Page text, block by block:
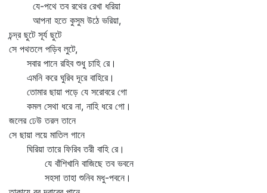
যে-পথে তব রথের রেখা ধরিয়া
আপনা হতে কুসুম উঠে ভরিয়া,
চন্দ্র ছুটে সূর্য ছুটে
সে পথতলে পড়িব লুটে,
সবার পানে রহিব শুধু চাহি রে।
এমনি করে ঘুরিব দূরে বাহিরে।
তোমার ছায়া পড়ে যে সরোবরে গো
কমল সেথা ধরে না, নাহি ধরে গো।
জলের ঢেউ তরল তানে
সে ছায়া লয়ে মাতিল গানে
ঘিরিয়া তারে ফিরিব তরী বাহি রে।
যে বাঁশিখানি বাজিছে তব ভবনে
সহসা তাহা শুনিব মধু-পবনে।